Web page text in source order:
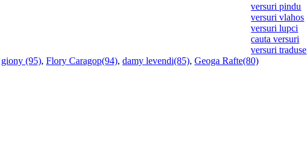
versuri pindu
versuri vlahos
versuri lupci
cauta versuri
versuri traduse
giony (95), Flory Caragop(94), damy levendi(85), Geoga Rafte(80)